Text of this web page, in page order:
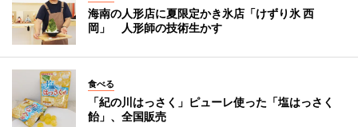
海南の人形店に夏限定かき氷店「けずり氷 西
岡」 人形師の技術生かす
食べる
「紀の川はっさく」ピューレ使った「塩はっさく
飴」、全国販売